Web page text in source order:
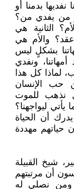
نفديها بدمنا أو
من يفدي من؟
الثانية هي
والأم هي
بشكلٍ ليس
ونفدي
لماذا كل هذا
حب الإنسان
نذهب للموت
ليواجهنا؟
أن الحياة
حياتهم مهددة
شيخ القبيلة
أن مرتبتهم
ومن نصلي له